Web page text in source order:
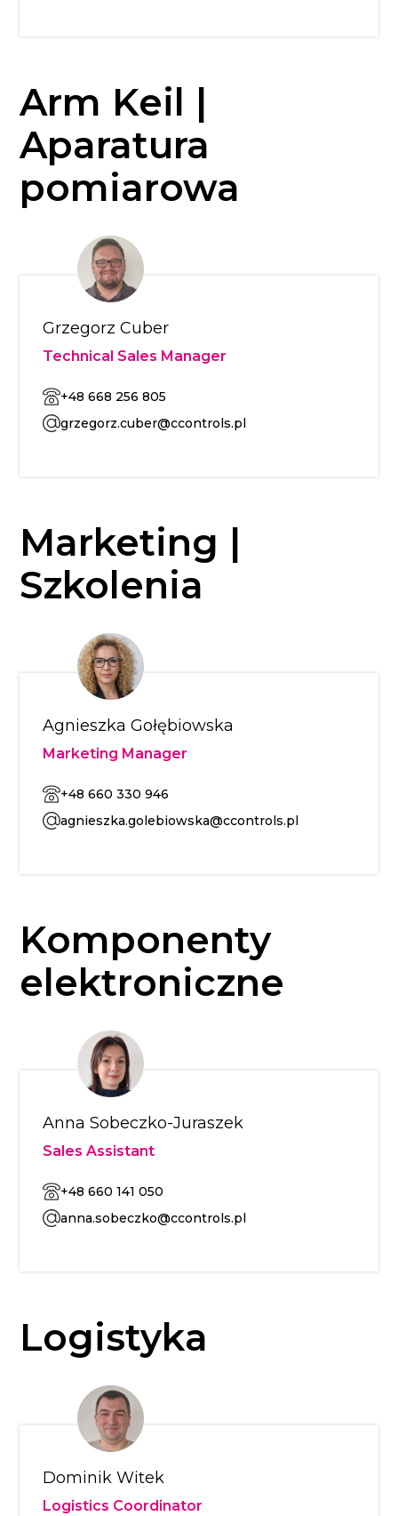
Arm Keil |
Aparatura
pomiarowa
Grzegorz Cuber
Technical Sales Manager
+48 668 256 805
grzegorz.cuber@ccontrols.pl
Marketing |
Szkolenia
Agnieszka Gołębiowska
Marketing Manager
+48 660 330 946
agnieszka.golebiowska@ccontrols.pl
Komponenty
elektroniczne
Anna Sobeczko-Juraszek
Sales Assistant
+48 660 141 050
anna.sobeczko@ccontrols.pl
Logistyka
Dominik Witek
Logistics Coordinator